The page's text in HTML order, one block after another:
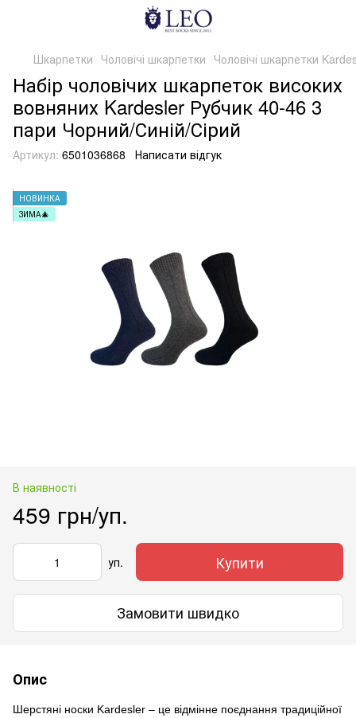
Шкарпетки Чоловічі шкарпетки Чоловічі шкарпетки
Набір чоловічих шкарпеток високих
вовняних Kardesler Рубчик 40-46 3
пари Чорний/Синій/Сірий
Артикул: 6501036868 Написати відгук
НОВИНКА
ЗИМА🎄
В наявності
459 грн/уп.
уп. Купити
Замовити швидко
Опис
Шерстяні носки Kardesler – це відмінне поєднання традиційної